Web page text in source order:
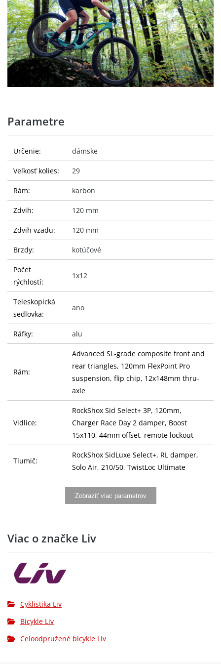
Parametre
Určenie: dámske
Veľkosť kolies: 29
Rám: karbon
Zdvih: 120 mm
Zdvih vzadu: 120 mm
Brzdy: kotúčové
Počet
rýchlostí:
1x12
Teleskopická
sedlovka:
ano
Ráfky: alu
Rám:
Advanced SL-grade composite front and
rear triangles, 120mm FlexPoint Pro
suspension, flip chip, 12x148mm thru-
axle
Vidlice:
RockShox Sid Select+ 3P, 120mm,
Charger Race Day 2 damper, Boost
15x110, 44mm offset, remote lockout
Tlumič:
RockShox SidLuxe Select+, RL damper,
Solo Air, 210/50, TwistLoc Ultimate
Giant Integrated XC, alloy, 780mm, 9-
degree upsweep
Představec:
Giant Integrated XC, alloy XS: 60,
S:60mm, M:70mm, L:70mm
Sedlovka:
Přesmykač: SRAM Eagle 90 mechanical, 1x12
Zobraziť viac parametrov
Viac o značke Liv
Cyklistika Liv
Bicykle Liv
Celoodpružené bicykle Liv